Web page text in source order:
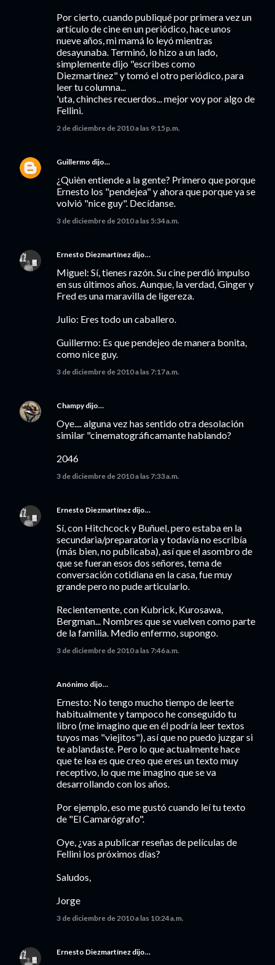
Por cierto, cuando publiqué por primera vez un
artículo de cine en un periódico, hace unos
nueve años, mi mamá lo leyó mientras
desayunaba. Terminó, lo hizo a un lado,
simplemente dijo "escribes como
Diezmartínez" y tomó el otro periódico, para
leer tu columna...
'uta, chinches recuerdos... mejor voy por algo de
Fellini.
2 de diciembre de 2010 a las 9:15 p.m.
Guillermo dijo…
¿Quièn entiende a la gente? Primero que porque
Ernesto los "pendejea" y ahora que porque ya se
volvió "nice guy". Decídanse.
3 de diciembre de 2010 a las 5:34 a.m.
Ernesto Diezmartínez dijo…
Miguel: Sí, tienes razón. Su cine perdió impulso
en sus últimos años. Aunque, la verdad, Ginger y
Fred es una maravilla de ligereza.
Julio: Eres todo un caballero.
Guillermo: Es que pendejeo de manera bonita,
como nice guy.
3 de diciembre de 2010 a las 7:17 a.m.
Champydijo…
Oye.... alguna vez has sentido otra desolación
similar "cinematográficamante hablando?
2046
3 de diciembre de 2010 a las 7:33 a.m.
Ernesto Diezmartínez dijo…
Sí, con Hitchcock y Buñuel, pero estaba en la
secundaria/preparatoria y todavía no escribía
(más bien, no publicaba), así que el asombro de
que se fueran esos dos señores, tema de
conversación cotidiana en la casa, fue muy
grande pero no pude articularlo.
Recientemente, con Kubrick, Kurosawa,
Bergman... Nombres que se vuelven como parte
de la familia. Medio enfermo, supongo.
3 de diciembre de 2010 a las 7:46 a.m.
Anónimo dijo…
Ernesto: No tengo mucho tiempo de leerte
habitualmente y tampoco he conseguido tu
libro (me imagino que en él podría leer textos
tuyos mas "viejitos"), así que no puedo juzgar si
te ablandaste. Pero lo que actualmente hace
que te lea es que creo que eres un texto muy
receptivo, lo que me imagino que se va
desarrollando con los años.
Por ejemplo, eso me gustó cuando leí tu texto
de "El Camarógrafo".
Oye, ¿vas a publicar reseñas de películas de
Fellini los próximos días?
Saludos,
Jorge
3 de diciembre de 2010 a las 10:24 a.m.
Ernesto Diezmartínez dijo…